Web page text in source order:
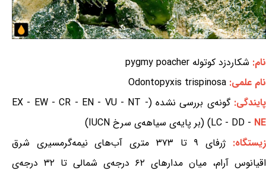
نام: شکاردزد کوتوله pygmy poacher
نام علمی: Odontopyxis trispinosa
پایندگی:
گونه‌ی بررسی نشده (EX - EW - CR - EN - VU - NT -
LC - DD - NE
) (بر پایه‌ی سیاهه‌ی سرخ IUCN)
زیستگاه:
ژرفای ۹ تا ۳۷۳ متری آب‌های نیمه‌گرمسیری شرق
اقیانوس آرام، میان مدارهای ۶۲ درجه‌ی شمالی تا ۳۲ درجه‌ی